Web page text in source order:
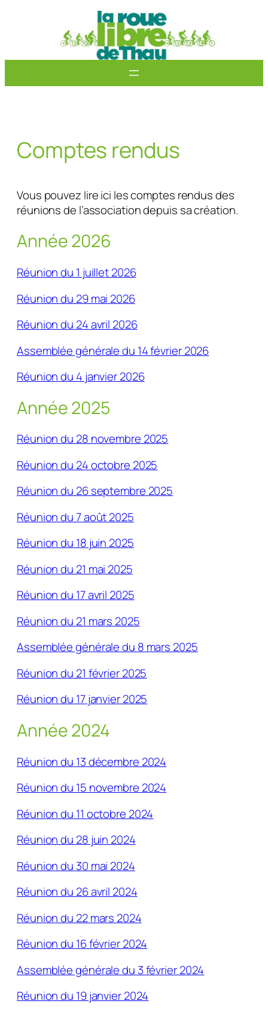
Comptes rendus
Vous pouvez lire ici les comptes rendus des
réunions de l’association depuis sa création.
Année 2026
Réunion du 1 juillet 2026
Réunion du 29 mai 2026
Réunion du 24 avril 2026
Assemblée générale du 14 février 2026
Réunion du 4 janvier 2026
Année 2025
Réunion du 28 novembre 2025
Réunion du 24 octobre 2025
Réunion du 26 septembre 2025
Réunion du 7 août 2025
Réunion du 18 juin 2025
Réunion du 21 mai 2025
Réunion du 17 avril 2025
Réunion du 21 mars 2025
Assemblée générale du 8 mars 2025
Réunion du 21 février 2025
Réunion du 17 janvier 2025
Année 2024
Réunion du 13 décembre 2024
Réunion du 15 novembre 2024
Réunion du 11 octobre 2024
Réunion du 28 juin 2024
Réunion du 30 mai 2024
Réunion du 26 avril 2024
Réunion du 22 mars 2024
Réunion du 16 février 2024
Assemblée générale du 3 février 2024
Réunion du 19 janvier 2024